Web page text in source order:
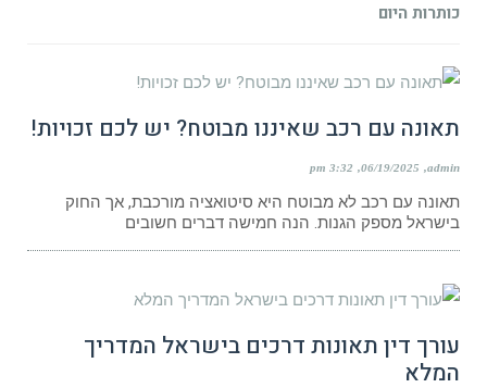
כותרות היום
תאונה עם רכב שאיננו מבוטח? יש לכם זכויות!
admin
06/19/2025
3:32 pm
תאונה עם רכב לא מבוטח היא סיטואציה מורכבת, אך החוק
בישראל מספק הגנות. הנה חמישה דברים חשובים
עורך דין תאונות דרכים בישראל המדריך
המלא